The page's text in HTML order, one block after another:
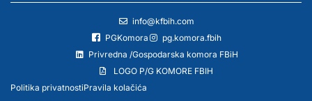
info@kfbih.com
PGKomora
pg.komora.fbih
Privredna /Gospodarska komora FBiH
LOGO P/G KOMORE FBIH
Politika privatnostiPravila kolačića